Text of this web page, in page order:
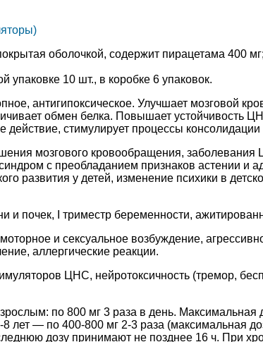
оболочкой, содержит пирацетама 400
упаковке 10 шт., в коробке 6 упаковок.
антигипоксическое. Улучшает мозговой
обмен белка. Повышает устойчивость
действие, стимулирует процессы
мозгового кровообращения,
с преобладанием признаков астении и
развития у детей, изменение психики в
и почек, I триместр беременности,
и сексуальное возбуждение,
аллергические реакции.
ЦНС, нейротоксичность (тремор,
по 800 мг 3 раза в день. Максимальная
лет — по 400-800 мг 2-3 раза (максимальная
дозу принимают не позднее 16 ч. При